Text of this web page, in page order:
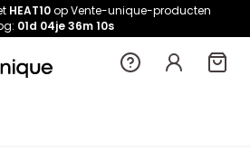
HEAT10op Vente-unique-producten
01d 04je 36m 09s